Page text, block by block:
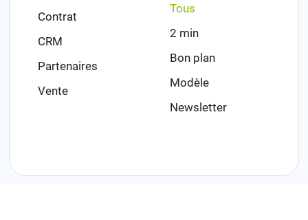
Contrat
CRM
Partenaires
Vente
2 min
Bon plan
Modèle
Newsletter
Tous